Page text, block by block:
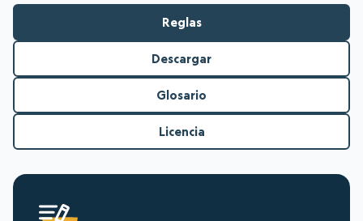
Reglas
Descargar
Glosario
Licencia